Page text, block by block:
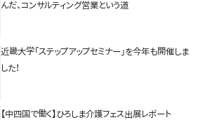
んだ、コンサルティング営業という道
近畿大学「ステップアップセミナー」を今年も開催しま
した！
【中四国で働く】ひろしま介護フェス出展レポート